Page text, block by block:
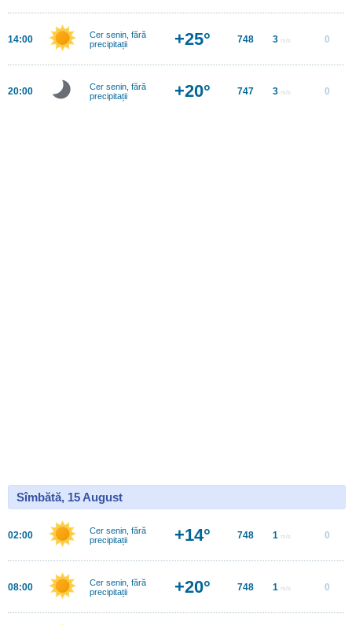
14:00
Cer senin, fără
precipitații
+25° 748 3 m/s 0
20:00
Cer senin, fără
precipitații
+20° 747 3 m/s 0
Sîmbătă, 15 August
02:00
Cer senin, fără
precipitații
+14° 748 1 m/s 0
08:00
Cer senin, fără
precipitații
+20° 748 1 m/s 0